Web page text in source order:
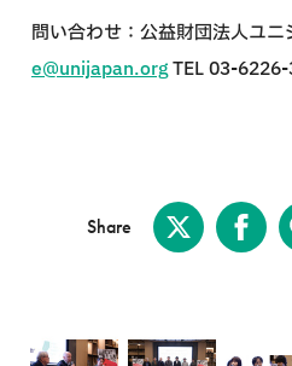
問い合わせ：公益財団法人ユ
e@unijapan.orgTEL 03-